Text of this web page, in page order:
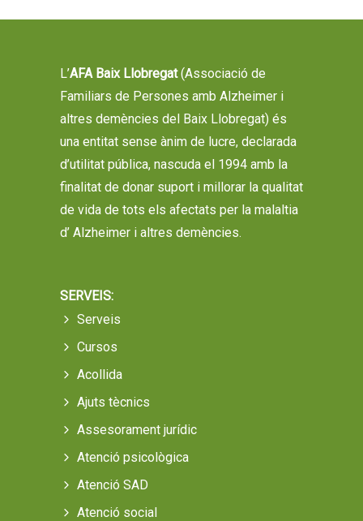
L’AFA Baix Llobregat(Associació de
Familiars de Persones amb Alzheimer i
altres demències del Baix Llobregat) és
una entitat sense ànim de lucre, declarada
d’utilitat pública, nascuda el 1994 amb la
finalitat de donar suport i millorar la qualitat
de vida de tots els afectats per la malaltia
d’ Alzheimer i altres demències.
SERVEIS:
Serveis
Cursos
Acollida
Ajuts tècnics
Assesorament jurídic
Atenció psicològica
Atenció SAD
Atenció social